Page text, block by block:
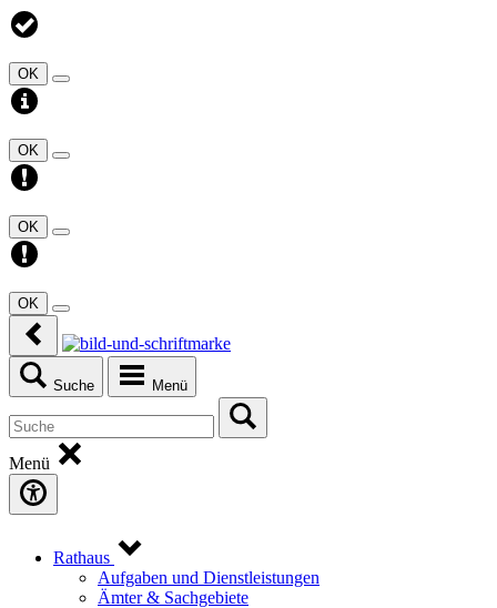
OK
OK
OK
OK
Suche Menü
Menü
Rathaus
Aufgaben und Dienstleistungen
Ämter & Sachgebiete